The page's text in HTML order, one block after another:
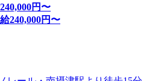
240,000円〜
240,000円〜